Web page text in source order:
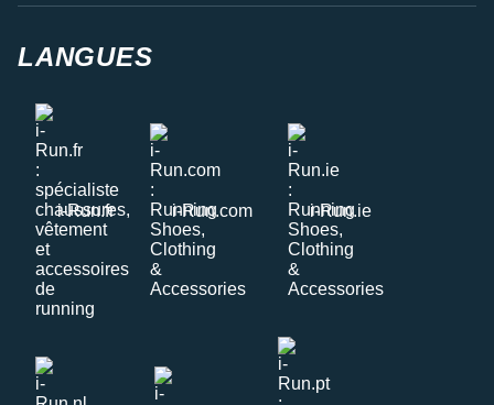
LANGUES
i-Run.fr i-Run.com i-Run.ie